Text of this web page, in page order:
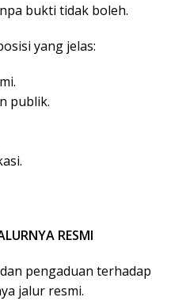
bukti tidak boleh.
yang jelas:
publik.
RESMI
pengaduan terhadap
jalur resmi.